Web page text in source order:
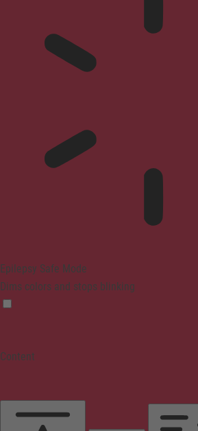
Epilepsy Safe Mode
Dims colors and stops blinking
Content